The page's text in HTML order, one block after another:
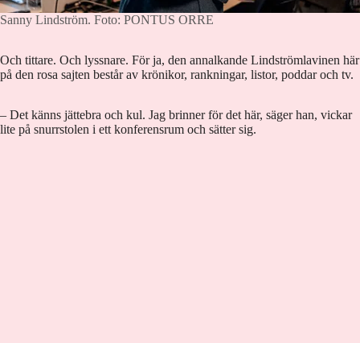
Sanny Lindström. Foto: PONTUS ORRE
Och tittare. Och lyssnare. För ja, den annalkande Lindströmlavinen här
på den rosa sajten består av krönikor, rankningar, listor, poddar och tv.
– Det känns jättebra och kul. Jag brinner för det här, säger han, vickar
lite på snurrstolen i ett konferensrum och sätter sig.